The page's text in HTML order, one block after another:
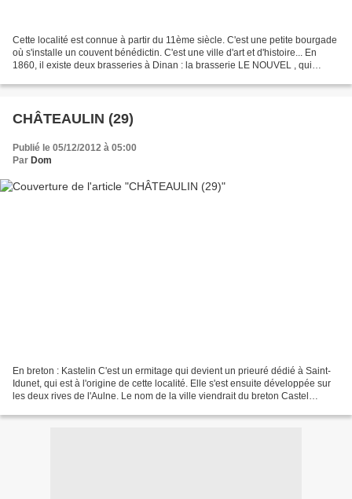
Cette localité est connue à partir du 11ème siècle. C'est une petite bourgade
où s'installe un couvent bénédictin. C'est une ville d'art et d'histoire... En
1860, il existe deux brasseries à Dinan : la brasserie LE NOUVEL , qui
CHÂTEAULIN (29)
Publié le 05/12/2012 à 05:00
Par Dom
En breton : Kastelin C'est un ermitage qui devient un prieuré dédié à Saint-
Idunet, qui est à l'origine de cette localité. Elle s'est ensuite développée sur
les deux rives de l'Aulne. Le nom de la ville viendrait du breton Castel